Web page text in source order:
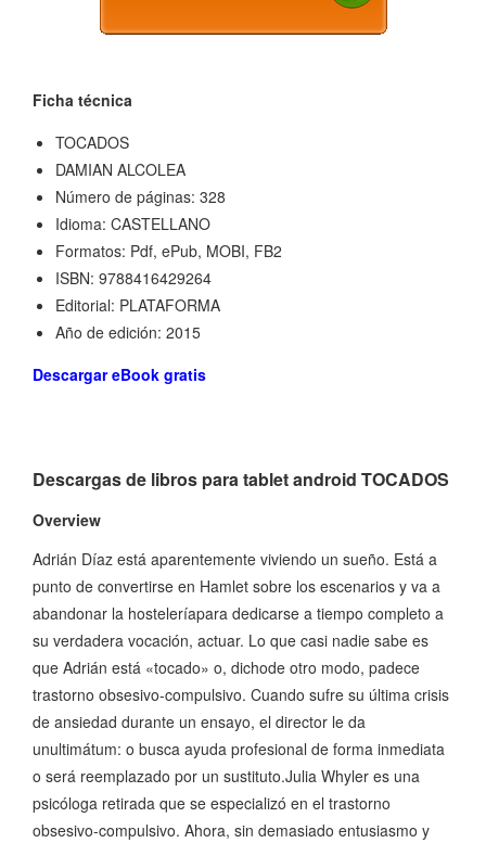
Ficha técnica
TOCADOS
DAMIAN ALCOLEA
Número de páginas: 328
Idioma: CASTELLANO
Formatos: Pdf, ePub, MOBI, FB2
ISBN: 9788416429264
Editorial: PLATAFORMA
Año de edición: 2015
Descargar eBook gratis
Descargas de libros para tablet android TOCADOS
Overview
Adrián Díaz está aparentemente viviendo un sueño. Está a
punto de convertirse en Hamlet sobre los escenarios y va a
abandonar la hosteleríapara dedicarse a tiempo completo a
su verdadera vocación, actuar. Lo que casi nadie sabe es
que Adrián está «tocado» o, dichode otro modo, padece
trastorno obsesivo-compulsivo. Cuando sufre su última crisis
de ansiedad durante un ensayo, el director le da
unultimátum: o busca ayuda profesional de forma inmediata
o será reemplazado por un sustituto.Julia Whyler es una
psicóloga retirada que se especializó en el trastorno
obsesivo-compulsivo. Ahora, sin demasiado entusiasmo y